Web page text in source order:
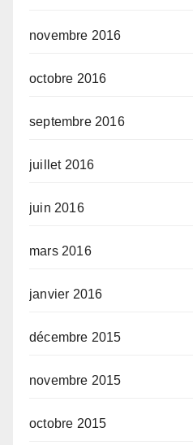
novembre 2016
octobre 2016
septembre 2016
juillet 2016
juin 2016
mars 2016
janvier 2016
décembre 2015
novembre 2015
octobre 2015